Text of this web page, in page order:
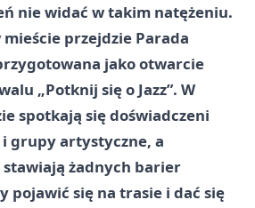
nie widać w takim natężeniu.
przejdzie Parada
jako otwarcie
„Potknij się o Jazz”. W
spotkają się doświadczeni
grupy artystyczne, a
żadnych barier
pojawić się na trasie i dać się